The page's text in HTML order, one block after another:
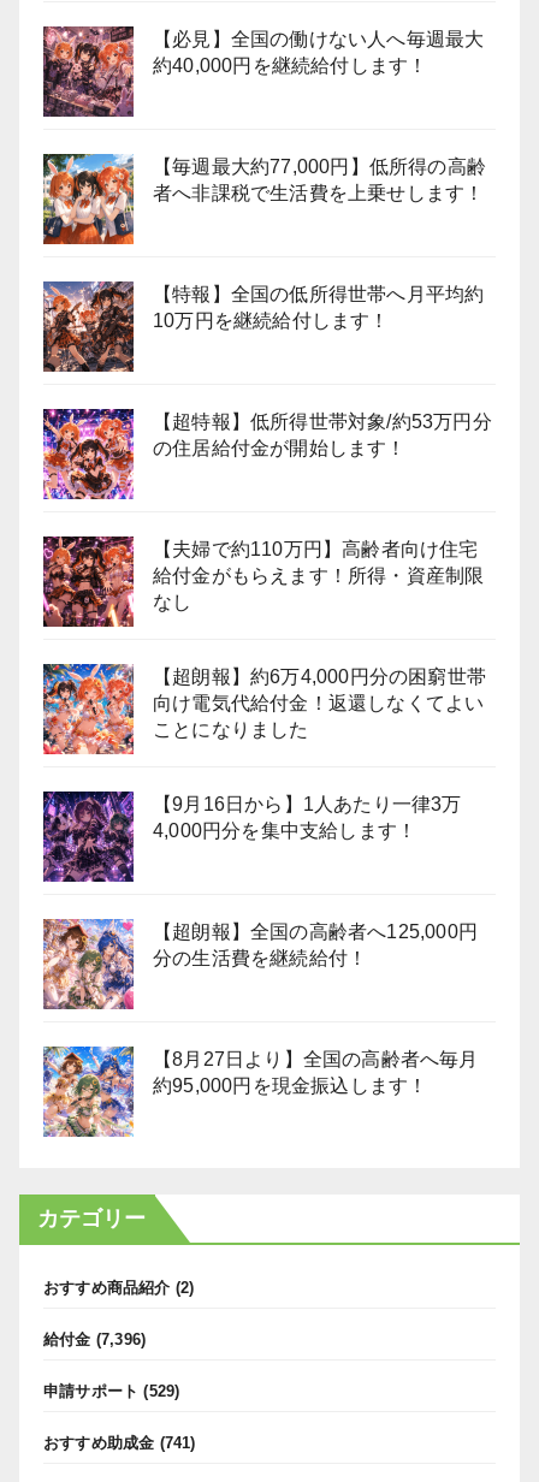
【必見】全国の働けない人へ毎週最大
約40,000円を継続給付します！
【毎週最大約77,000円】低所得の高齢
者へ非課税で生活費を上乗せします！
【特報】全国の低所得世帯へ月平均約
10万円を継続給付します！
【超特報】低所得世帯対象/約53万円分
の住居給付金が開始します！
【夫婦で約110万円】高齢者向け住宅
給付金がもらえます！所得・資産制限
なし
【超朗報】約6万4,000円分の困窮世帯
向け電気代給付金！返還しなくてよい
ことになりました
【9月16日から】1人あたり一律3万
4,000円分を集中支給します！
【超朗報】全国の高齢者へ125,000円
分の生活費を継続給付！
【8月27日より】全国の高齢者へ毎月
約95,000円を現金振込します！
カテゴリー
おすすめ商品紹介 (2)
給付金 (7,396)
申請サポート (529)
おすすめ助成金 (741)